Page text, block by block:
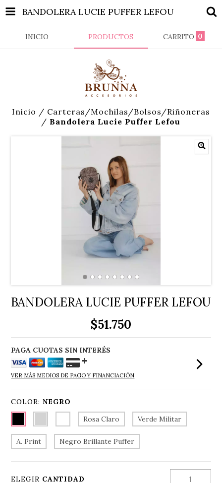
BANDOLERA LUCIE PUFFER LEFOU
INICIO PRODUCTOS CARRITO 0
Inicio / Carteras/Mochilas/Bolsos/Riñoneras
/ Bandolera Lucie Puffer Lefou
BANDOLERA LUCIE PUFFER LEFOU
$51.750
VER MÁS MEDIOS DE PAGO Y FINANCIACIÓN
COLOR:NEGRO
Rosa Claro
Verde Militar
A. Print Negro Brillante Puffer
ELEGIR CANTIDAD